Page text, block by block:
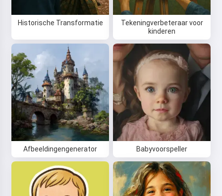
Historische Transformatie
Tekeningverbeteraar voor
kinderen
Afbeeldingengenerator Babyvoorspeller